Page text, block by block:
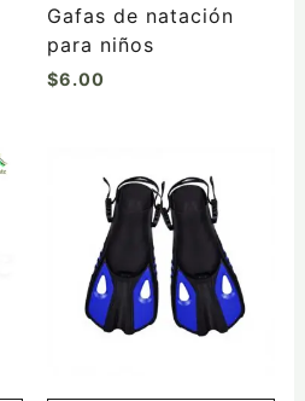
Gafas de natación
para niños
$6.00
producto
múltiples
variantes.
opciones